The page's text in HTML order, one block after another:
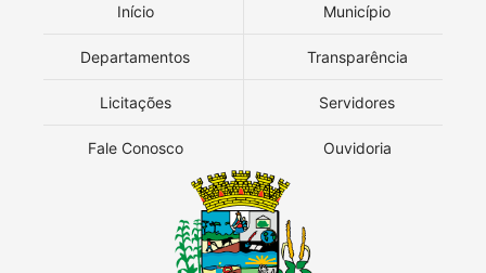
Início Município
Departamentos Transparência
Licitações Servidores
Fale Conosco Ouvidoria